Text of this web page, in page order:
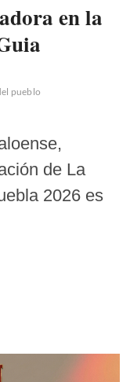
en la
pueblo
de La
2026 es